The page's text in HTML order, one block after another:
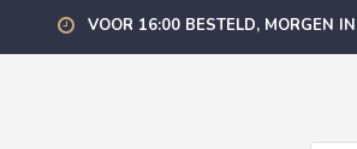
VOOR 16:00 BESTELD, MORGEN